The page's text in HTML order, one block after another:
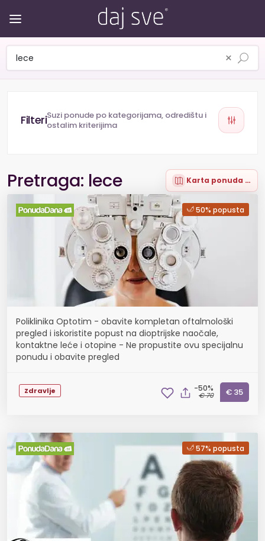
×
Suzi ponude po kategorijama, odredištu i
ostalim kriterijima
Pretraga: lece Karta ponuda (2)
50% popusta
Poliklinika Optotim - obavite kompletan oftalmološki
pregled i iskoristite popust na dioptrijske naočale,
kontaktne leće i otopine - Ne propustite ovu specijalnu
ponudu i obavite pregled
Zdravlje -50%
€ 70 € 35
57% popusta